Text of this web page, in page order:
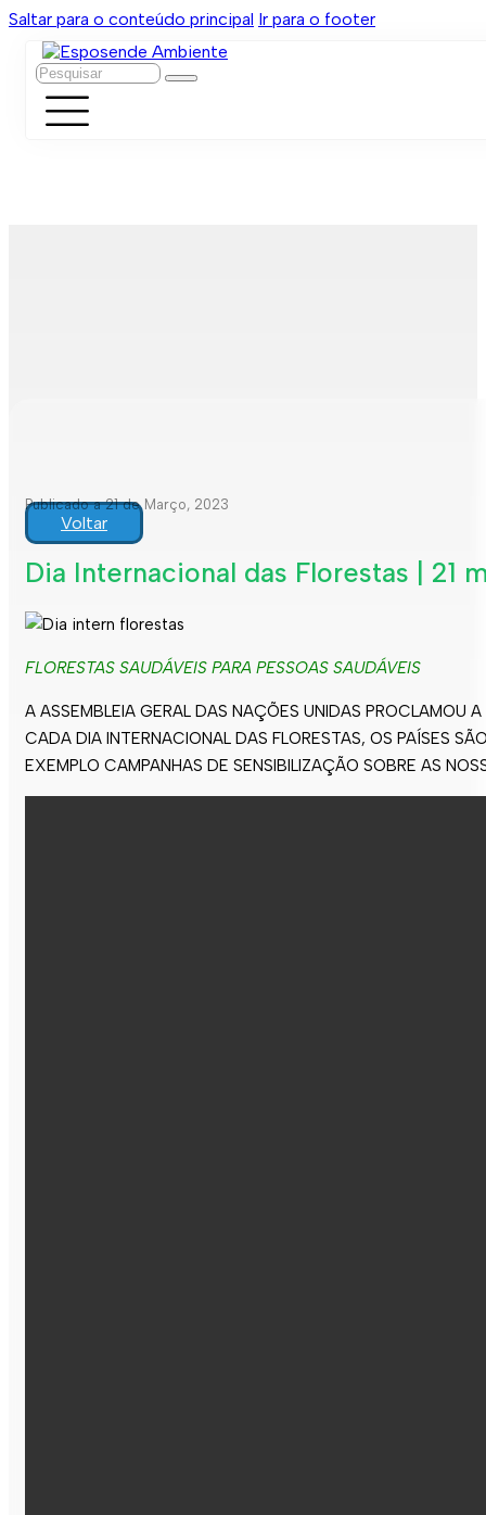
Saltar para o conteúdo principal Ir para o footer
Pesquisar
Publicado a 21 de Março, 2023
Voltar
Dia Internacional das Florestas | 21
FLORESTAS SAUDÁVEIS PARA PESSOAS SAUDÁVEIS
A ASSEMBLEIA GERAL DAS NAÇÕES UNIDAS PROCLAMOU
CADA DIA INTERNACIONAL DAS FLORESTAS, OS PAÍSES
EXEMPLO CAMPANHAS DE SENSIBILIZAÇÃO SOBRE AS